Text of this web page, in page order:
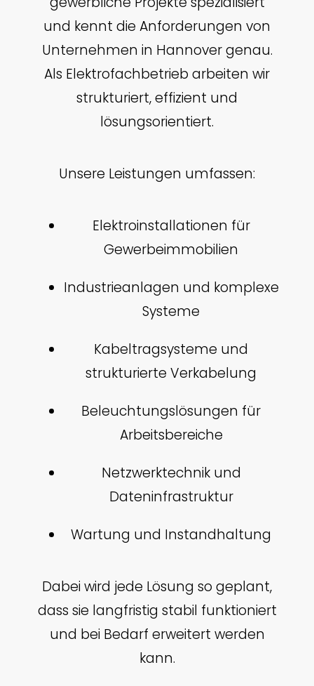
und kennt die Anforderungen von
Unternehmen in Hannover genau.
Als Elektrofachbetrieb arbeiten wir
strukturiert, effizient und
lösungsorientiert.
Unsere Leistungen umfassen:
Elektroinstallationen für
Gewerbeimmobilien
Industrieanlagen und komplexe
Systeme
Kabeltragsysteme und
strukturierte Verkabelung
Beleuchtungslösungen für
Arbeitsbereiche
Netzwerktechnik und
Dateninfrastruktur
Wartung und Instandhaltung
Dabei wird jede Lösung so geplant,
dass sie langfristig stabil funktioniert
und bei Bedarf erweitert werden
kann.